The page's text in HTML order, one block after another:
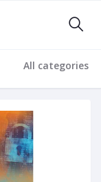
All categories